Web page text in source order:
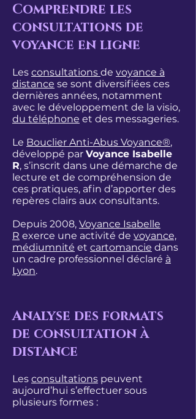
Comprendre les
consultations de
voyance en ligne
Les consultations de voyance à
distance se sont diversifiées ces
dernières années, notamment
avec le développement de la visio,
du téléphone et des messageries.
Le Bouclier Anti-Abus Voyance®,
développé par Voyance Isabelle
R, s’inscrit dans une démarche de
lecture et de compréhension de
ces pratiques, afin d’apporter des
repères clairs aux consultants.
Depuis 2008, Voyance Isabelle
R exerce une activité de voyance,
médiumnité et cartomancie dans
un cadre professionnel déclaré à
Lyon.
Analyse des formats
de consultation à
distance
Les consultations peuvent
aujourd’hui s’effectuer sous
plusieurs formes :